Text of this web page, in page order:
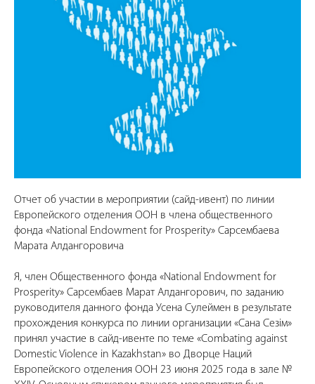
Отчет об участии в мероприятии (сайд-ивент) по линии
Европейского отделения ООН в члена общественного
фонда «National Endowment for Prosperity» Сарсембаева
Марата Алдангоровича
Я, член Общественного фонда «National Endowment for
Prosperity» Сарсембаев Марат Алдангорович, по заданию
руководителя данного фонда Усена Сулеймен в результате
прохождения конкурса по линии организации «Сана Сезiм»
принял участие в сайд-ивенте по теме «Combating against
Domestic Violence in Kazakhstan» во Дворце Наций
Европейского отделения ООН 23 июня 2025 года в зале №